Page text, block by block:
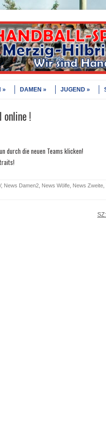
DAMEN JUGEND
online !
durch die neuen Teams klicken!
, News Damen2 News Wölfe News Zweite